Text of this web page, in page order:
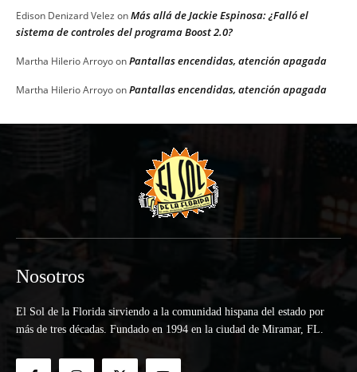
Edison Denizard Velez onMás allá de Jackie Espinosa: ¿Falló el
sistema de controles del programa Boost 2.0?
Martha Hilerio ArroyoonPantallas encendidas, atención apagada
Martha Hilerio ArroyoonPantallas encendidas, atención apagada
Nosotros
El Sol de la Florida sirviendo a la comunidad hispana del estado por
más de tres décadas. Fundado en 1994 en la ciudad de Miramar, FL.